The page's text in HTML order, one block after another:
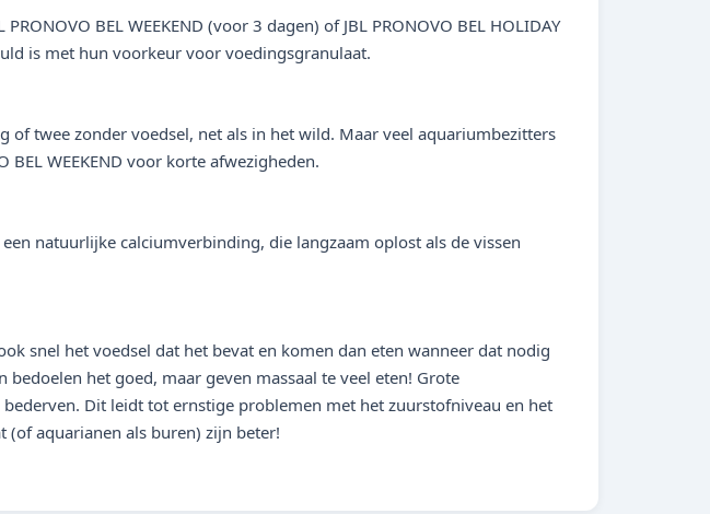
BEL WEEKEND (voor 3 dagen) of JBL PRONOVO BEL HOLIDAY
is met hun voorkeur voor voedingsgranulaat.
of twee zonder voedsel, net als in het wild. Maar veel aquariumbezitters
WEEKEND voor korte afwezigheden.
een natuurlijke calciumverbinding, die langzaam oplost als de vissen
snel het voedsel dat het bevat en komen dan eten wanneer dat nodig
het goed, maar geven massaal te veel eten! Grote
Dit leidt tot ernstige problemen met het zuurstofniveau en het
aquarianen als buren) zijn beter!